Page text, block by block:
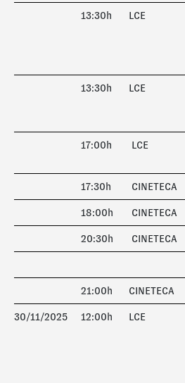
13:30h LCE
13:30h LCE
17:00h LCE
17:30h CINETECA
18:00h CINETECA
20:30h CINETECA
21:00h CINETECA
30/11/2025 12:00h LCE